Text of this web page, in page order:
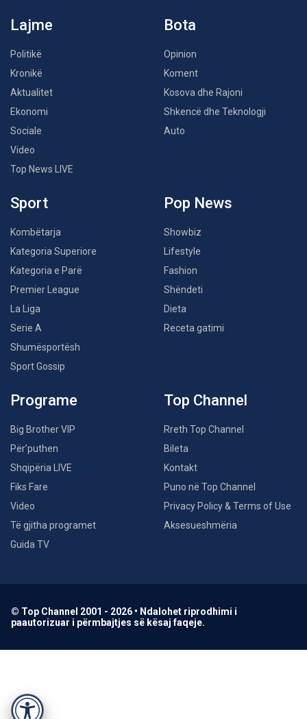
Lajme
Politikë
Kronikë
Aktualitet
Ekonomi
Sociale
Video
Top News LIVE
Bota
Opinion
Koment
Kosova dhe Rajoni
Shkencë dhe Teknologji
Auto
Sport
Kombëtarja
Kategoria Superiore
Kategoria e Parë
Premier League
La Liga
Serie A
Shumësportësh
Sport Gossip
Pop News
Showbiz
Lifestyle
Fashion
Shëndeti
Dieta
Receta gatimi
Programe
Big Brother VIP
Për’puthen
Shqipëria LIVE
Fiks Fare
Video
Të gjitha programet
Guida TV
Top Channel
Rreth Top Channel
Bileta
Kontakt
Puno në Top Channel
Privacy Policy & Terms of Use
Aksesueshmëria
© Top Channel 2001 - 2026 • Ndalohet riprodhimi i
paautorizuar i përmbajtjes së kësaj faqeje.